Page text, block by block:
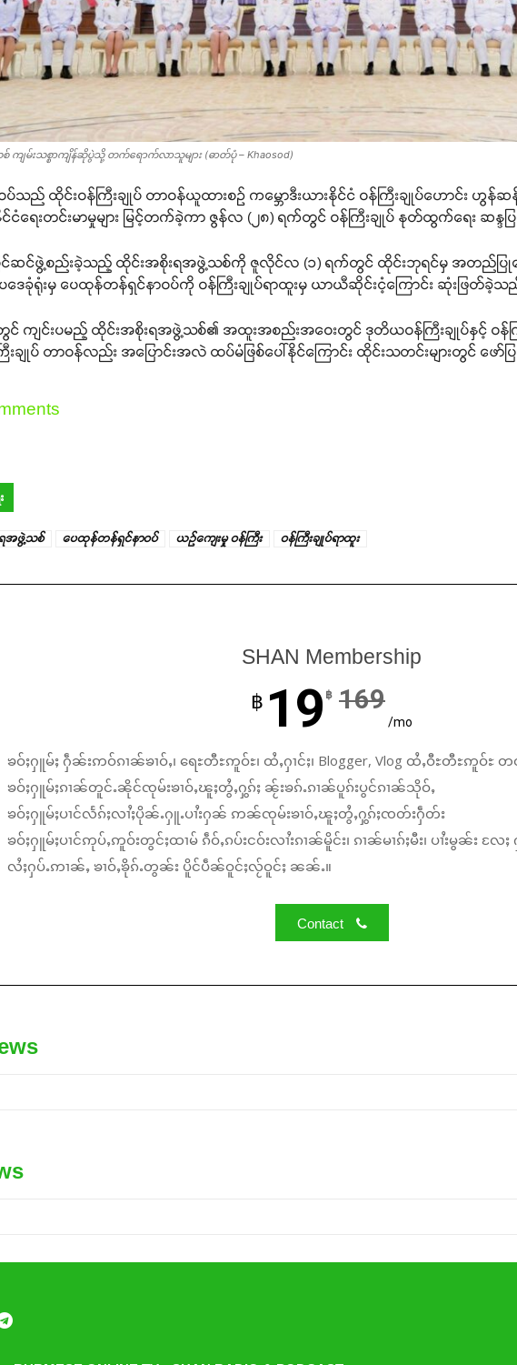
ကျမ်းသစ္စာကျိန်ဆိုပွဲသို့ တက်ရောက်လာသူများ (ဓာတ်ပုံ – Khaosod)
သည် ထိုင်းဝန်ကြီးချုပ် တာဝန်ယူထားစဉ် ကမ္ဘောဒီးယားနိုင်ငံ ဝန်ကြီးချုပ်ဟောင်း ဟွန်ဆန်
နိုင်ငံရေးတင်းမာမှုများ မြင့်တက်ခဲ့ကာ ဇွန်လ (၂၈) ရက်တွင် ဝန်ကြီးချုပ် နုတ်ထွက်ရေး ဆန္ဒ
ဆင်ဖွဲ့စည်းခဲ့သည့် ထိုင်းအစိုးရအဖွဲ့သစ်ကို ဇူလိုင်လ (၁) ရက်တွင် ထိုင်းဘုရင်မှ အတည်ပြုပေး
ဒေခုံရုံးမှ ပေထုန်တန်ရှင်နာဝပ်ကို ဝန်ကြီးချုပ်ရာထူးမှ ယာယီဆိုင်းငံ့ကြောင်း ဆုံးဖြတ်ခဲ့သ
င် ကျင်းပမည့် ထိုင်းအစိုးရအဖွဲ့သစ်၏ အထူးအစည်းအဝေးတွင် ဒုတိယဝန်ကြီးချုပ်နှင့် ဝန်ကြီး
ြီးချုပ် တာဝန်လည်း အပြောင်းအလဲ ထပ်မံဖြစ်ပေါ်နိုင်ကြောင်း ထိုင်းသတင်းများတွင် ဖော်
အဖွဲ့သစ် ပေထုန်တန်ရှင်နာဝပ် ယဉ်ကျေးမှု ဝန်ကြီး ဝန်ကြီးချုပ်ရာထူး
SHAN Membership
฿ 19 ฿ 169
/mo
ၶဝ်ႈႁူမ်ႈ ႁဵၼ်းဢဝ်ၵၢၼ်ၶၢဝ်ႇ၊ ရေႊတီႊဢူဝ်ႊ၊ ထႆႇႁၢင်ႈ၊ Blogger, Vlog ထႆႇဝီႊတီႊဢူဝ်
ၶဝ်ႈႁူမ်ႈၵၢၼ်တူင်ႉၼိုင်ၸုမ်းၶၢဝ်ႇၽူႈတွႆႇႁွၵ်ႈ ၼႂ်းၶၵ်ႉၵၢၼ်ပူၵ်းပွင်ၵၢၼ်သိုဝ်ႇ
ၶဝ်ႈႁူမ်ႈပၢင်လႅၵ်ႈလၢႆႈပိုၼ်ႉႁူႉပၢႆးႁၼ် ဢၼ်ၸုမ်းၶၢဝ်ႇၽူႈတွႆႇႁွၵ်ႈၸတ်းႁဵတ်း
ၶဝ်ႈႁူမ်ႈပၢင်ဢုပ်ႇဢူဝ်းတွင်ႈထၢမ် ၵဵဝ်ႇၵပ်းငဝ်းလၢႆးၵၢၼ်မိူင်း၊ ၵၢၼ်မၢၵ်ႈမီး၊ ပၢႆးမွၼ်း လ
လႆႈႁပ်ႉဢၢၼ်ႇ ၶၢဝ်ႇၶိုၵ်ႉတွၼ်း ပိူင်ပဵၼ်ဝူင်ႈလႂ်ဝူင်ႈ ၼၼ်ႉ။
Contact